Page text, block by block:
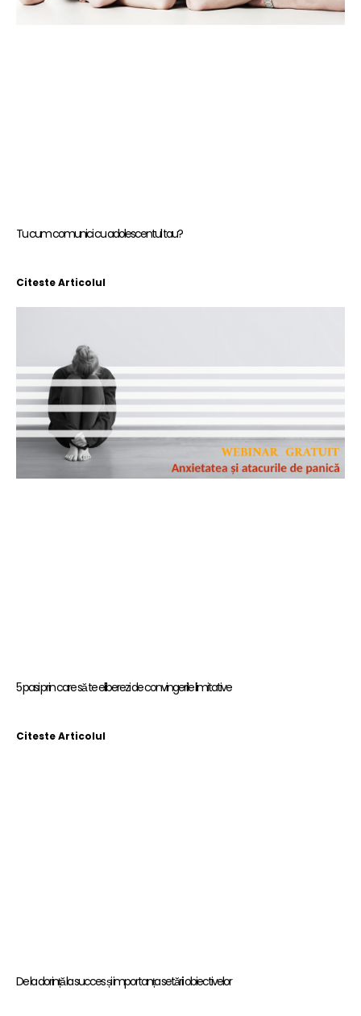
Tu cum comunici cu adolescentul tau?
Citeste Articolul
5 pasi prin care să te eliberezi de convingerile limitative
Citeste Articolul
De la dorință la succes și importanța setării obiectivelor